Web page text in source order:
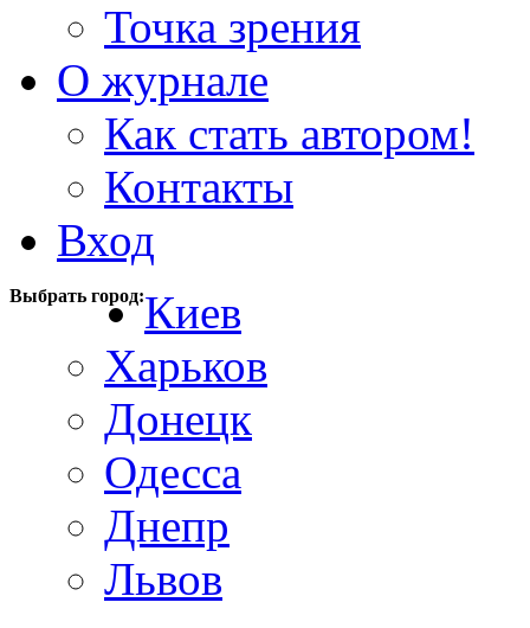
Точка зрения
О журнале
Как стать автором!
Контакты
Вход
Выбрать город:Киев
Харьков
Донецк
Одесса
Днепр
Львов